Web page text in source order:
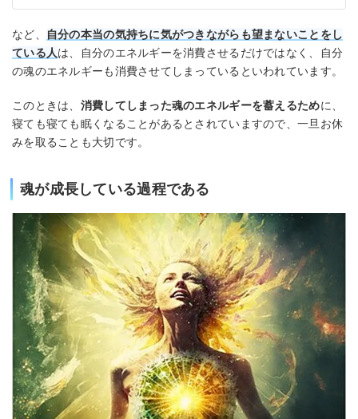
など、
自分の本当の気持ちに気がつきながらも望まないことをし
ている人は、自分のエネルギーを消費させるだけではなく、自分
の魂のエネルギーも消費させてしまっているといわれています。
このときは、 消費してしまった魂のエネルギーを蓄えるために、
寝ても寝ても眠くなることがあるとされていますので、一旦お休
みを取ることも大切です。
魂が成長している過程である